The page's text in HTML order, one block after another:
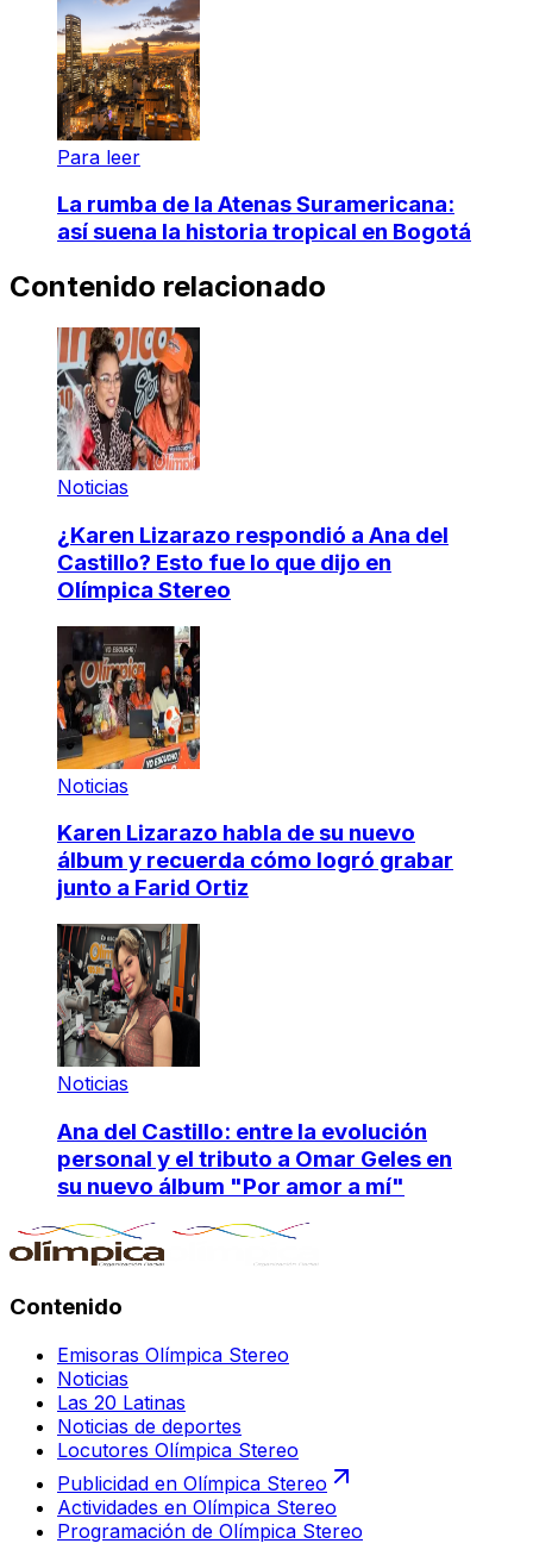
Para leer
La rumba de la Atenas Suramericana:
así suena la historia tropical en Bogotá
Contenido relacionado
Noticias
¿Karen Lizarazo respondió a Ana del
Castillo? Esto fue lo que dijo en
Olímpica Stereo
Noticias
Karen Lizarazo habla de su nuevo
álbum y recuerda cómo logró grabar
junto a Farid Ortiz
Noticias
Ana del Castillo: entre la evolución
personal y el tributo a Omar Geles en
su nuevo álbum "Por amor a mí"
Contenido
Emisoras Olímpica Stereo
Noticias
Las 20 Latinas
Noticias de deportes
Locutores Olímpica Stereo
Publicidad en Olímpica Stereo
Actividades en Olímpica Stereo
Programación de Olímpica Stereo